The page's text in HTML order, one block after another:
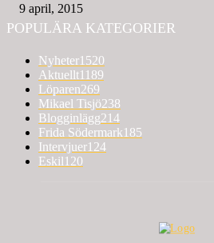
9 april, 2015
POPULÄRA KATEGORIER
Nyheter1520
Aktuellt1189
Löparen269
Mikael Tisjö238
Blogginlägg214
Frida Södermark185
Intervjuer124
Eskil120